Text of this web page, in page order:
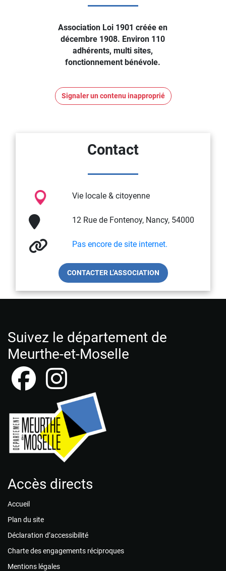
Association Loi 1901 créée en
décembre 1908. Environ 110
adhérents, multi sites,
fonctionnement bénévole.
Signaler un contenu inapproprié
Contact
Vie locale & citoyenne
12 Rue de Fontenoy, Nancy, 54000
Pas encore de site internet.
CONTACTER L’ASSOCIATION
Suivez le département de
Meurthe-et-Moselle
Accès directs
Accueil
Plan du site
Déclaration d’accessibilité
Charte des engagements réciproques
Mentions légales